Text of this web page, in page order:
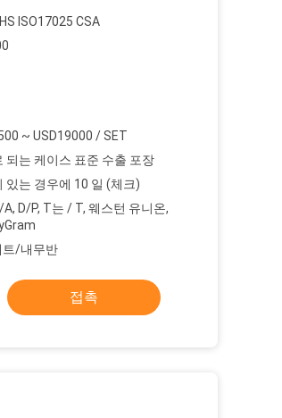
ISO17025 CSA
~ USD19000 / SET
되는 케이스 표준 수출 포장
있는 경우에 10 일 (체크)
A, D/P, T는 / T, 웨스턴 유니온,
트/내무반
접촉